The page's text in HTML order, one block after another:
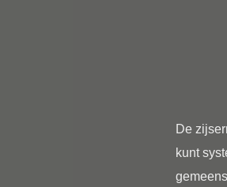
De
kunt